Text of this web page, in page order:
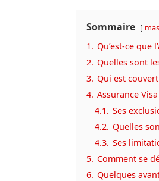
Sommaire
1. Qu’est-ce que
2. Quelles sont
3. Qui est
4. Assurance
4.1. Ses
4.2. Quelles
4.3. Ses
5. Comment se
6. Quelques